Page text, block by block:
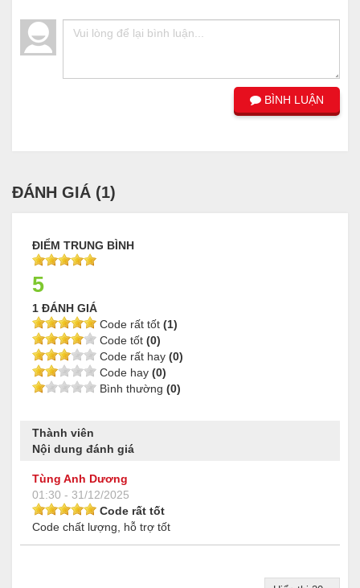
BÌNH LUẬN
ĐÁNH GIÁ (1)
ĐIỂM TRUNG BÌNH
5
1 ĐÁNH GIÁ
Code rất tốt (1)
Code tốt (0)
Code rất hay (0)
Code hay (0)
Bình thường (0)
Thành viên
Nội dung đánh giá
Tùng Anh Dương
01:30 - 31/12/2025
Code rất tốt
Code chất lượng, hỗ trợ tốt